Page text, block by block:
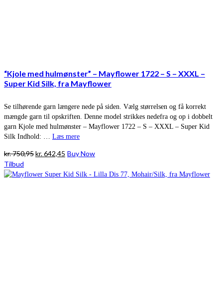
“Kjole med hulmønster” – Mayflower 1722 – S – XXXL –
Super Kid Silk, fra Mayflower
Se tilhørende garn længere nede på siden. Vælg størrelsen og få korrekt
mængde garn til opskriften. Denne model strikkes nedefra og op i dobbelt
garn Kjole med hulmønster – Mayflower 1722 – S – XXXL – Super Kid
Silk Indhold: … Læs mere
kr.750,95Den
pris
kr.642,45 Den
pris
Buy Now
Tilbud